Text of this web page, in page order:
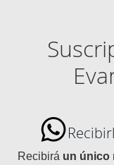
Recibirá un único